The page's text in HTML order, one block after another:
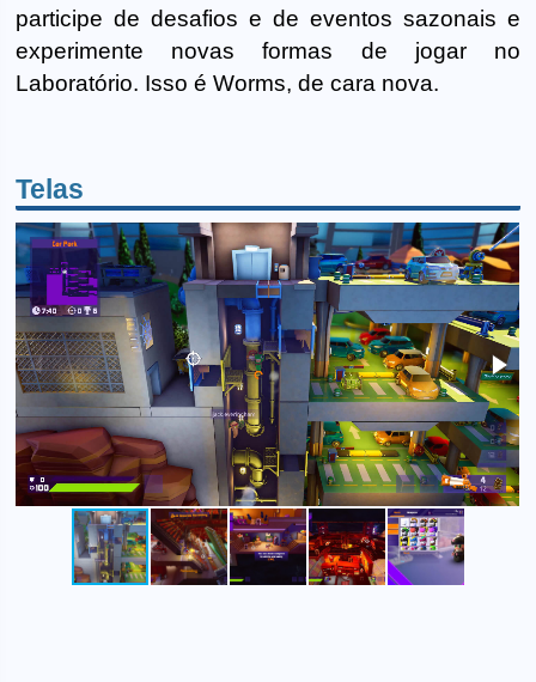
participe de desafios e de eventos sazonais e
experimente novas formas de jogar no
Laboratório. Isso é Worms, de cara nova.
Telas